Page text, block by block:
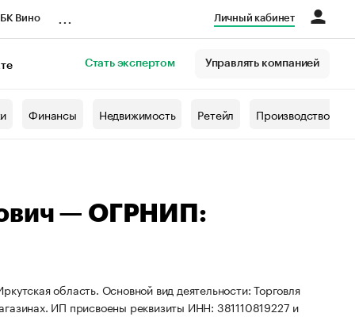
Вино Личный кабинет
Стать экспертом Управлять компанией
Финансы Недвижимость Ретейл Производство
— ОГРНИП:
область. Основной вид деятельности: Торговля
ИП присвоены реквизиты ИНН: 381110819227 и